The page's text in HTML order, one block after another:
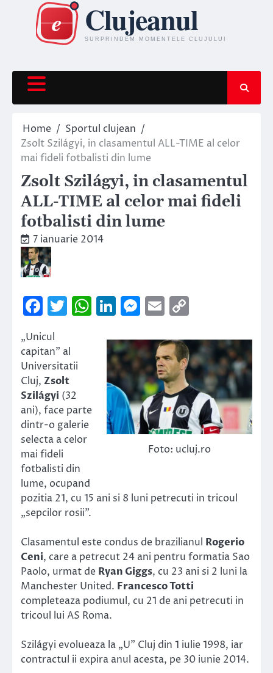
content
Home
Sportul clujean
Zsolt Szilágyi, in clasamentul ALL-TIME al celor
mai fideli fotbalisti din lume
Zsolt Szilágyi, in clasamentul
ALL-TIME al celor mai fideli
fotbalisti din lume
7 ianuarie 2014
Facebook
Twitter
WhatsApp
LinkedIn
Messenger
Email
Foto: ucluj.ro
„Unicul
capitan” al
Universitatii
Cluj, Zsolt
Szilágyi (32
ani), face parte
dintr-o galerie
selecta a celor
mai fideli
fotbalisti din
lume, ocupand
pozitia 21, cu 15 ani si 8 luni petrecuti in tricoul
„sepcilor rosii”.
Clasamentul este condus de brazilianul Rogerio
Ceni, care a petrecut 24 ani pentru formatia Sao
Paolo, urmat de Ryan Giggs, cu 23 ani si 2 luni la
Manchester United. Francesco Totti
completeaza podiumul, cu 21 de ani petrecuti in
tricoul lui AS Roma.
Szilágyi evolueaza la „U” Cluj din 1 iulie 1998, iar
contractul ii expira anul acesta, pe 30 iunie 2014.